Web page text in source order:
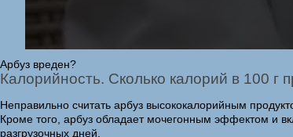
Арбуз вреден?
Калорийность. Сколько калорий в 100 г
Неправильно считать арбуз высококалорийным
Кроме того, арбуз обладает мочегонным эффектом и
разгрузочных дней.